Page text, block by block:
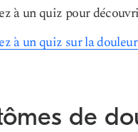
à un quiz pour
à un quiz sur la
de